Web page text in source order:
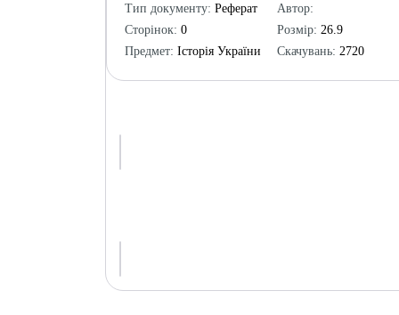
Тип документу: Реферат
Сторінок: 0
Предмет: Історія України
Автор:
Розмір: 26.9
Скачувань: 2720